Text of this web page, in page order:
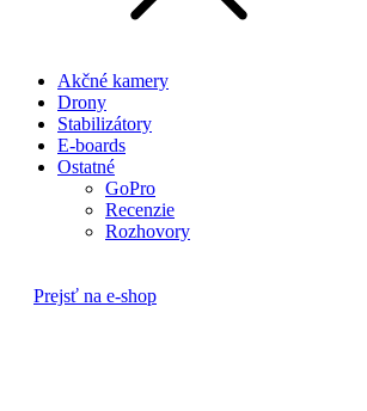
Akčné kamery
Drony
Stabilizátory
E-boards
Ostatné
GoPro
Recenzie
Rozhovory
Prejsť na e-shop